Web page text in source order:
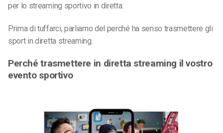
per lo streaming sportivo in diretta.
Prima di tuffarci, parliamo del perché ha senso trasmettere gli
sport in diretta streaming.
Perché trasmettere in diretta streaming il vostro
evento sportivo